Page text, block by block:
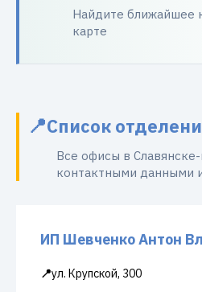
Найдите ближайшее
карте
Список
Все офисы в
контактными данными
ИП Шевченко Антон
📍ул. Крупской, 300